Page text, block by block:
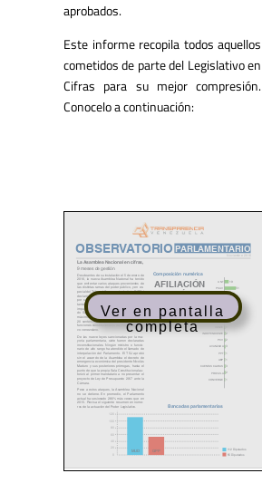
aprobados.
Este informe recopila todos aquellos
cometidos de parte del Legislativo en
Cifras para su mejor compresión.
Conocelo a continuación:
Ver en pantalla
completa